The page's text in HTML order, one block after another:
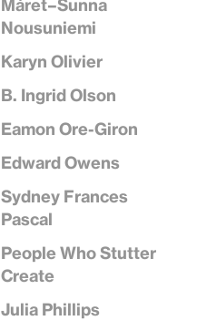
Máret–Sunna
Nousuniemi
Karyn Olivier
B. Ingrid Olson
Eamon Ore-Giron
Edward Owens
Sydney Frances
Pascal
People Who Stutter
Create
Julia Phillips